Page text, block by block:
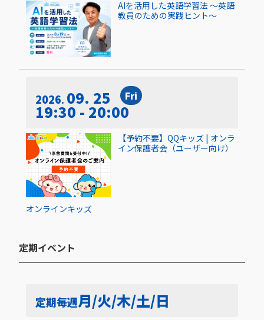
AIを活用した英語学習法 〜英語
教員のための実践ヒント〜
2026 09. 25 Fri
19:30 - 20:00
オンラインキッズ
【予約不要】QQキッズ | オンラ
イン保護者会（ユーザー向け）
定期イベント​
定期毎週月/火/木/土/日